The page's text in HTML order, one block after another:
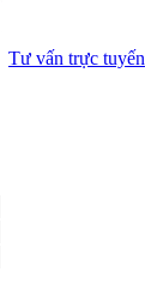
Tư vấn trực tuyến